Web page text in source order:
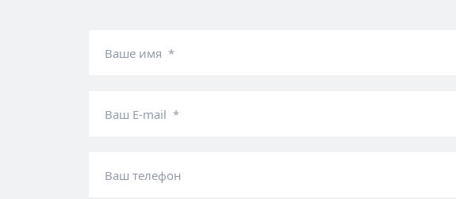
Ваше имя *
Ваш E-mail *
Ваш телефон